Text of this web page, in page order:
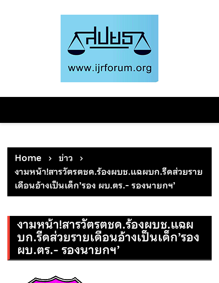
Home
ข่าว
งามหน้า!สารวัตรตชด.ร้องผบช.แฉผบก.รีดส่วยราย
เดือนอ้างเป็นเด็ก’รอง ผบ.ตร.- รองนายกฯ’
งามหน้า!สารวัตรตชด.ร้องผบช.แฉผ
บก.รีดส่วยรายเดือนอ้างเป็นเด็ก’รอง
ผบ.ตร.- รองนายกฯ’